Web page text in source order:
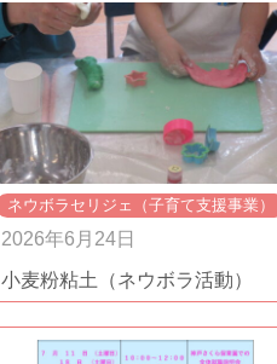
ネウボラセリジェ（子育て支援事業）
2026年6月24日
小麦粉粘土（ネウボラ活動）